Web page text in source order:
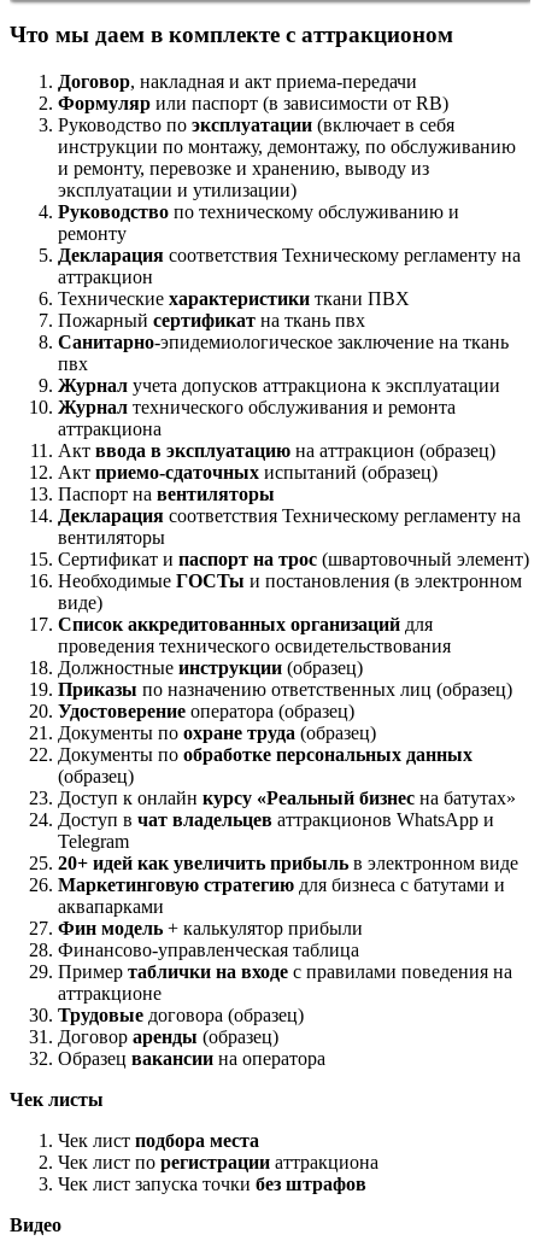
Что мы даем в комплекте с аттракционом
Договор, накладная и акт приема-передачи
Формуляр или паспорт (в зависимости от RB)
Руководство по эксплуатации (включает в себя
инструкции по монтажу, демонтажу, по обслуживанию
и ремонту, перевозке и хранению, выводу из
эксплуатации и утилизации)
Руководство по техническому обслуживанию и
ремонту
Декларация соответствия Техническому регламенту на
аттракцион
Технические характеристики ткани ПВХ
Пожарный сертификат на ткань пвх
Санитарно-эпидемиологическое заключение на ткань
пвх
Журнал учета допусков аттракциона к эксплуатации
Журнал технического обслуживания и ремонта
аттракциона
Акт ввода в эксплуатацию на аттракцион (образец)
Акт приемо-сдаточных испытаний (образец)
Паспорт на вентиляторы
Декларация соответствия Техническому регламенту на
вентиляторы
Сертификат и паспорт на трос (швартовочный элемент)
Необходимые ГОСТы и постановления (в электронном
виде)
Список аккредитованных организаций для
проведения технического освидетельствования
Должностные инструкции (образец)
Приказы по назначению ответственных лиц (образец)
Удостоверение оператора (образец)
Документы по охране труда (образец)
Документы по обработке персональных данных
(образец)
Доступ к онлайн курсу «Реальный бизнес на батутах»
Доступ в чат владельцев аттракционов WhatsApp и
Telegram
20+ идей как увеличить прибыль в электронном виде
Маркетинговую стратегию для бизнеса с батутами и
аквапарками
Фин модель + калькулятор прибыли
Финансово-управленческая таблица
Пример таблички на входе с правилами поведения на
аттракционе
Трудовые договора (образец)
Договор аренды (образец)
Образец вакансии на оператора
Чек листы
Чек лист подбора места
Чек лист по регистрации аттракциона
Чек лист запуска точки без штрафов
Видео